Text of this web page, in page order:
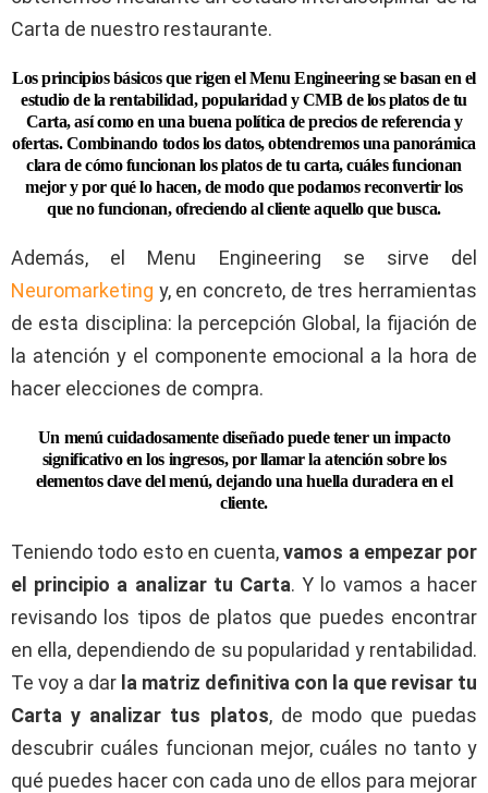
Carta de nuestro restaurante.
Los principios básicos que rigen el Menu Engineering se basan en el
estudio de la rentabilidad, popularidad y CMB de los platos de tu
Carta, así como en una buena política de precios de referencia y
ofertas. Combinando todos los datos, obtendremos una panorámica
clara de cómo funcionan los platos de tu carta, cuáles funcionan
mejor y por qué lo hacen, de modo que podamos reconvertir los
que no funcionan, ofreciendo al cliente aquello que busca.
Además, el Menu Engineering se sirve del
Neuromarketing y, en concreto, de tres herramientas
de esta disciplina: la percepción Global, la fijación de
la atención y el componente emocional a la hora de
hacer elecciones de compra.
Un menú cuidadosamente diseñado puede tener un impacto
significativo en los ingresos, por llamar la atención sobre los
elementos clave del menú, dejando una huella duradera en el
cliente.
Teniendo todo esto en cuenta,vamos a empezar por
el principio a analizar tu Carta. Y lo vamos a hacer
revisando los tipos de platos que puedes encontrar
en ella, dependiendo de su popularidad y rentabilidad.
Te voy a dar la matriz definitiva con la que revisar tu
Carta y analizar tus platos, de modo que puedas
descubrir cuáles funcionan mejor, cuáles no tanto y
qué puedes hacer con cada uno de ellos para mejorar